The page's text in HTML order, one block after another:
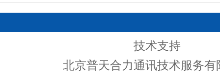
技术支持
北京普天合力通讯技术服务有